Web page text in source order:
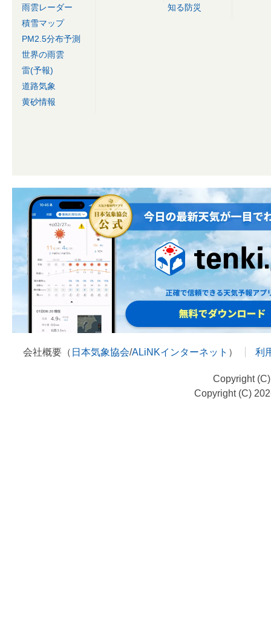
雨雲レーダー
積雪マップ
PM2.5分布予測
世界の雨雲
雷(予報)
道路気象
黄砂情報
知る防災
会社概要（ 日本気象協会/ALiNKインターネット ） 利
Copyright
Copyright (C)